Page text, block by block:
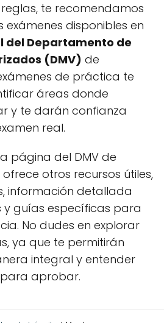
te recomendamos
disponibles en
del Departamento de
(DMV) de
de práctica te
áreas donde
y te darán confianza
real.
página del DMV de
otros recursos útiles,
información detallada
guías específicas para
No dudes en explorar
ya que te permitirán
integral y entender
aprobar.